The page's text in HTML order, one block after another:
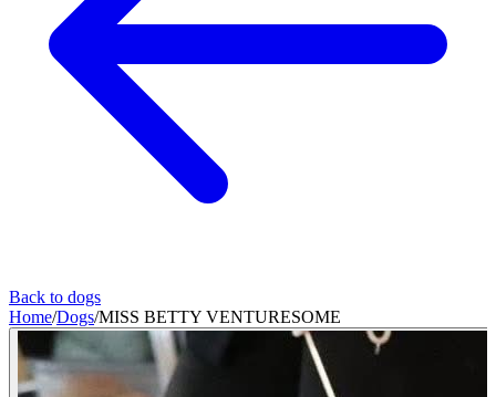
Back to dogs
Home/Dogs/MISS BETTY VENTURESOME